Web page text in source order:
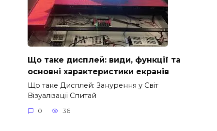
Що таке дисплей: види, функції та
основні характеристики екранів
Що таке Дисплей: Занурення у Світ
Візуалізації Спитай
0 36